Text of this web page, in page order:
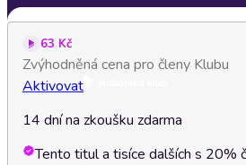
63 Kč
Zvýhodněná cena pro členy Klubu
Aktivovat
14 dní na zkoušku zdarma
Tento titul a tisíce dalších s 20%